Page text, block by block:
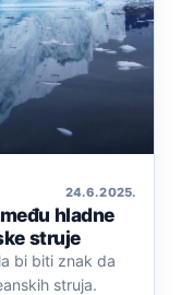
24. 6. 2025.
hladne
struje
bi biti znak da
struja.